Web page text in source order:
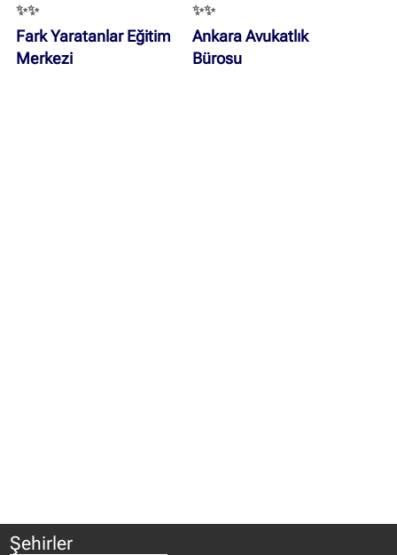
✨✨
Fark Yaratanlar Eğitim
Merkezi
✨✨
Ankara Avukatlık
Bürosu
Şehirler